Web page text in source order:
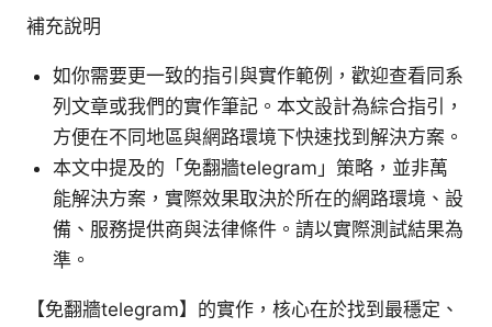
補充說明
如你需要更一致的指引與實作範例，歡迎查看同系
列文章或我們的實作筆記。本文設計為綜合指引，
方便在不同地區與網路環境下快速找到解決方案。
本文中提及的「免翻牆telegram」策略，並非萬
能解決方案，實際效果取決於所在的網路環境、設
備、服務提供商與法律條件。請以實際測試結果為
準。
【免翻牆telegram】的實作，核心在於找到最穩定、